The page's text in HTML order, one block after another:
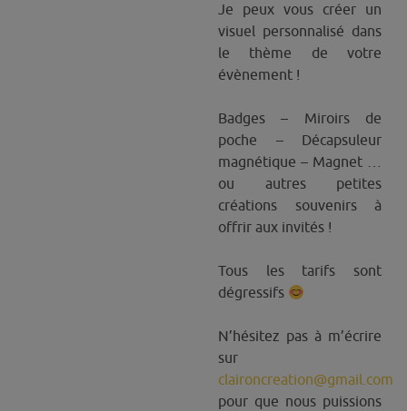
Je peux vous créer un
visuel personnalisé dans
le thème de votre
évènement !
Badges – Miroirs de
poche – Décapsuleur
magnétique – Magnet …
ou autres petites
créations souvenirs à
offrir aux invités !
Tous les tarifs sont
dégressifs
N’hésitez pas à m’écrire
sur
claironcreation@gmail.com
pour que nous puissions